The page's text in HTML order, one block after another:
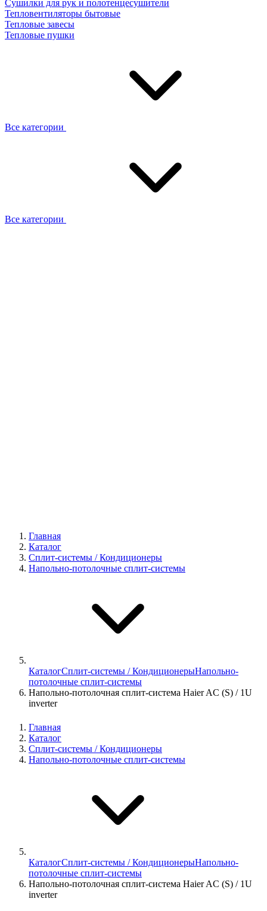
Сушилки для рук и полотенцесушители
Тепловентиляторы бытовые
Тепловые завесы
Тепловые пушки
Все категории
Все категории
Главная
Каталог
Сплит-системы / Кондиционеры
Напольно-потолочные сплит-системы
КаталогСплит-системы / КондиционерыНапольно-
потолочные сплит-системы
Напольно-потолочная сплит-система Haier AC (S) / 1U
inverter
Главная
Каталог
Сплит-системы / Кондиционеры
Напольно-потолочные сплит-системы
КаталогСплит-системы / КондиционерыНапольно-
потолочные сплит-системы
Напольно-потолочная сплит-система Haier AC (S) / 1U
inverter